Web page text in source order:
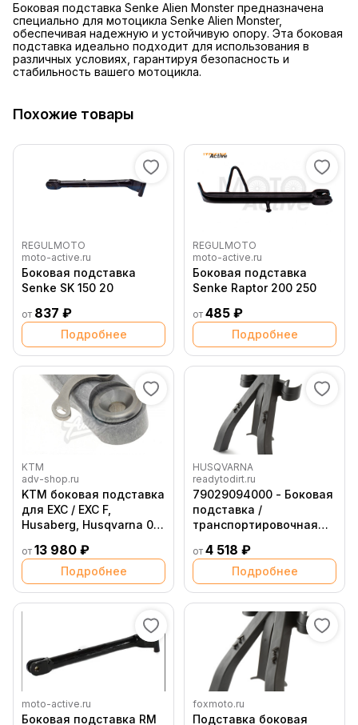
Боковая подставка Senke Alien Monster предназначена
специально для мотоцикла Senke Alien Monster,
обеспечивая надежную и устойчивую опору. Эта боковая
подставка идеально подходит для использования в
различных условиях, гарантируя безопасность и
стабильность вашего мотоцикла.
Похожие товары
REGULMOTO
moto-active.ru
Боковая подставка
Senke SK 150 20
от 837 ₽
Подробнее
REGULMOTO
moto-active.ru
Боковая подставка
Senke Raptor 200 250
от 485 ₽
Подробнее
KTM
adv-shop.ru
KTM боковая подставка
для EXC / EXC F,
Husaberg, Husqvarna 08
от 13 980 ₽
Подробнее
HUSQVARNA
readytodirt.ru
79029094000 - Боковая
подставка /
транспортировочная
Husqvarna
от 4 518 ₽
Подробнее
moto-active.ru
Боковая подставка RM
foxmoto.ru
Подставка боковая